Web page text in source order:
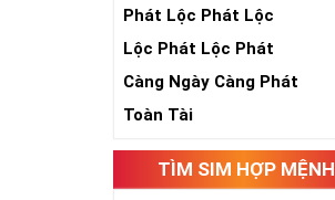
Phát Lộc Phát Lộc
Lộc Phát Lộc Phát
Càng Ngày Càng Phát
Toàn Tài
TÌM SIM HỢP MỆNH